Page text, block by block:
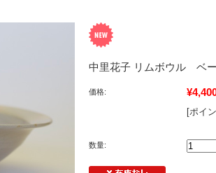
中里花子 リムボウル ベ
価格:
[ポイ
数量: